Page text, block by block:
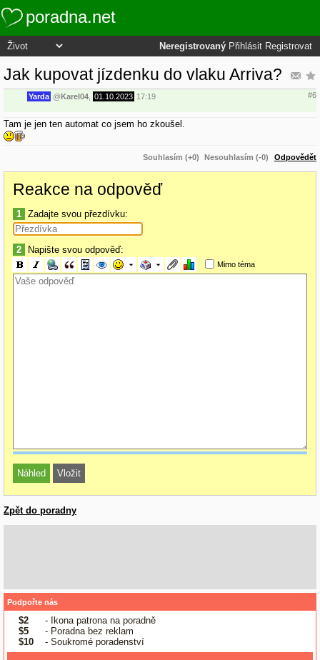
poradna.net
Neregistrovaný Přihlásit Registrovat
Jak kupovat jízdenku do vlaku Arriva?
Yarda @Karel04 01.10.2023 17:19 #6
Tam je jen ten automat co jsem ho zkoušel.
Souhlasím (+0) Nesouhlasím (-0) Odpovědět
Reakce na odpověď
1 Zadajte svou přezdívku:
2 Napište svou odpověď:
Mimo téma
Zpět do poradny
Podpořte nás
$2
- Ikona patrona na poradně
$5
- Poradna bez reklam
$10
- Soukromé poradenství